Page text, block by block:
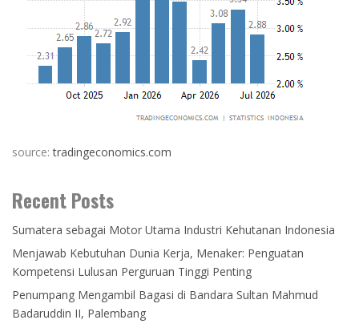
source:tradingeconomics.com
Recent Posts
Sumatera sebagai Motor Utama Industri Kehutanan Indonesia
Menjawab Kebutuhan Dunia Kerja, Menaker: Penguatan
Kompetensi Lulusan Perguruan Tinggi Penting
Penumpang Mengambil Bagasi di Bandara Sultan Mahmud
Badaruddin II, Palembang